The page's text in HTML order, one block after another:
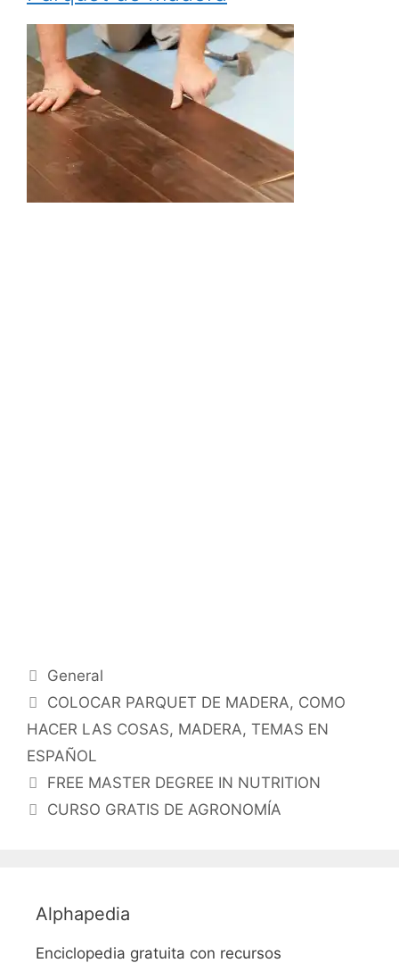
Categorías
General
Etiquetas
COLOCAR PARQUET DE MADERA, COMO
HACER LAS COSAS, MADERA, TEMAS EN
ESPAÑOL
FREE MASTER DEGREE IN NUTRITION
CURSO GRATIS DE AGRONOMÍA
Alphapedia
Enciclopedia gratuita con recursos